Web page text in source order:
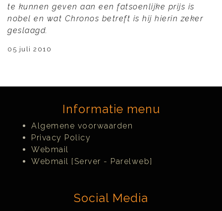
te kunnen geven aan een fatsoenlijke prijs is
nobel en wat Chronos betreft is hij hierin zeker
geslaagd.
05 juli 2010
Informatie menu
Algemene voorwaarden
Privacy Policy
Webmail
Webmail [Server - Parelweb]
Social Media